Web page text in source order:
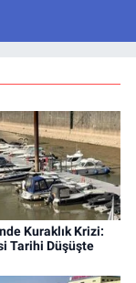
Kuraklık Krizi:
Tarihi Düşüşte